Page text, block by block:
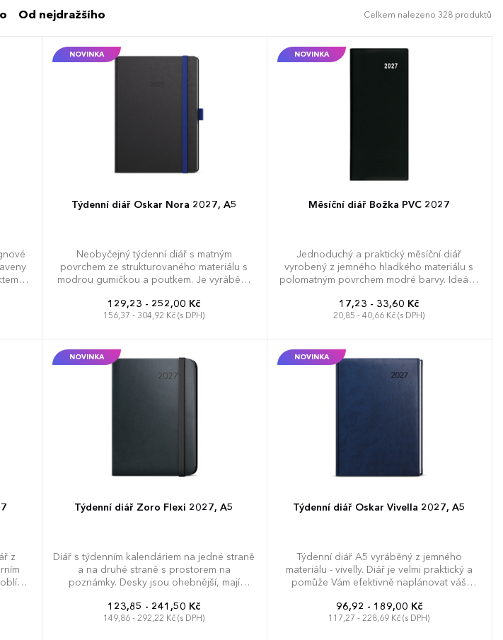
Od nejdražšího Celkem nalezeno 328 produktů
NOVINKA
Týdenní diář Oskar Nora 2027, A5
Neobyčejný týdenní diář s matným
povrchem ze strukturovaného materiálu s
modrou gumičkou a poutkem. Je vyráběný
poznámky a plánování.
129,23 - 252,00 Kč
156,37 - 304,92 Kč (s DPH)
NOVINKA
Měsíční diář Božka PVC 2027
Jednoduchý a praktický měsíční diář
vyrobený z jemného hladkého materiálu s
polomatným povrchem modré barvy. Ideální
vazbu.
17,23 - 33,60 Kč
20,85 - 40,66 Kč (s DPH)
z
NOVINKA
Týdenní diář Zoro Flexi 2027, A5
Diář s týdenním kalendáriem na jedné straně
a na druhé straně s prostorem na
poznámky. Desky jsou ohebnější, mají
123,85 - 241,50 Kč
149,86 - 292,22 Kč (s DPH)
NOVINKA
Týdenní diář Oskar Vivella 2027, A5
Týdenní diář A5 vyráběný z jemného
materiálu - vivelly. Diář je velmi praktický a
pomůže Vám efektivně naplánovat váš
96,92 - 189,00 Kč
117,27 - 228,69 Kč (s DPH)